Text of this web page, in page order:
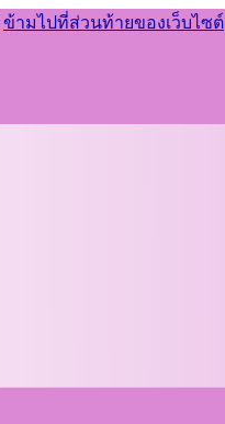
ข้ามไปที่ส่วนท้ายของเว็บไซต์